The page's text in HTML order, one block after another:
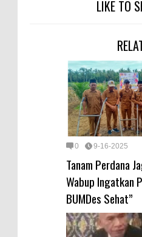
LIKE TO
0 9-16-2025
Tanam Perdana
Wabup Ingatkan
BUMDes Sehat”